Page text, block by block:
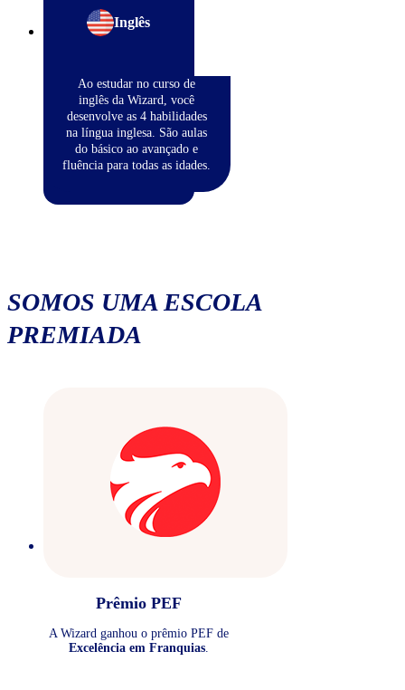
Inglês
Ao estudar no curso de
inglês da Wizard, você
desenvolve as 4 habilidades
na língua inglesa. São aulas
do básico ao avançado e
fluência para todas as idades.
SOMOS UMA ESCOLA
PREMIADA
Prêmio PEF
A Wizard ganhou o prêmio PEF de
Excelência em Franquias.